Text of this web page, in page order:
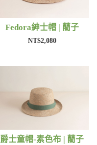
Fedora紳士帽 | 藺子
NT$2,080
爵士童帽-素色布 | 藺子